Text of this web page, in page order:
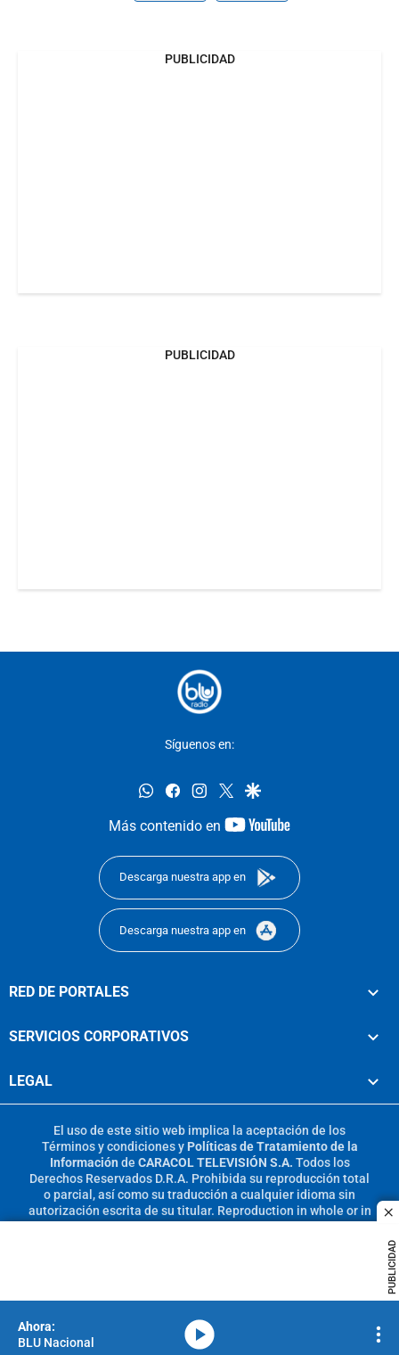
PUBLICIDAD
PUBLICIDAD
PUBLICIDAD
Síguenos en:
whatsappfacebookinstagram
twittergoogle
Más contenido en
youtube-
Descarga nuestra app en
Descarga nuestra app en
RED DE PORTALES
SERVICIOS CORPORATIVOS
LEGAL
El uso de este sitio web implica la aceptación de los
Términos y condicionesy Políticas de Tratamiento de la
Información de CARACOL TELEVISIÓN S.A. Todos los
Derechos Reservados D.R.A. Prohibida su reproducción total
o parcial, así como su traducción a cualquier idioma sin
autorización escrita de su titular. Reproduction in whole or in
BLU Nacional